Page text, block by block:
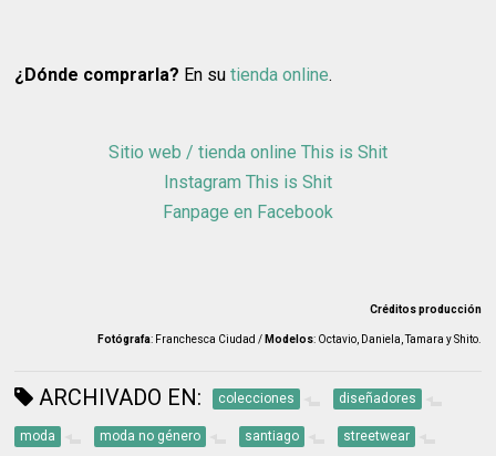
¿Dónde comprarla? En sutienda online.
Sitio web / tienda online This is Shit
Instagram This is Shit
Fanpage en Facebook
Créditos producción
Fotógrafa: Franchesca Ciudad /Modelos: Octavio, Daniela, Tamara y Shito.
ARCHIVADO EN: colecciones diseñadores
moda moda no género santiago streetwear